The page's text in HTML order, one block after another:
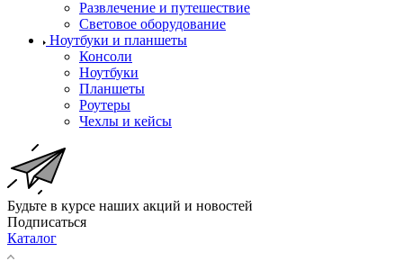
Развлечение и путешествие
Световое оборудование
Ноутбуки и планшеты
Консоли
Ноутбуки
Планшеты
Роутеры
Чехлы и кейсы
Будьте в курсе наших акций и новостей
Подписаться
Каталог